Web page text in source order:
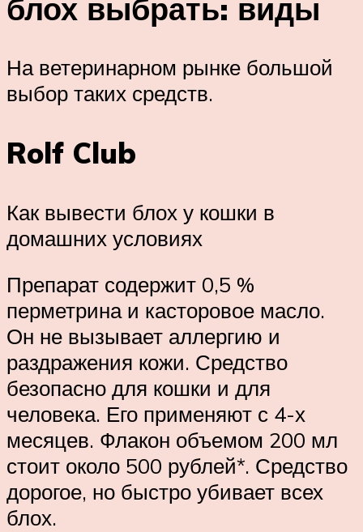
блох выбрать: виды
На ветеринарном рынке большой
выбор таких средств.
Rolf Club
Как вывести блох у кошки в
домашних условиях
Препарат содержит 0,5 %
перметрина и касторовое масло.
Он не вызывает аллергию и
раздражения кожи. Средство
безопасно для кошки и для
человека. Его применяют с 4-х
месяцев. Флакон объемом 200 мл
стоит около 500 рублей*. Средство
дорогое, но быстро убивает всех
блох.